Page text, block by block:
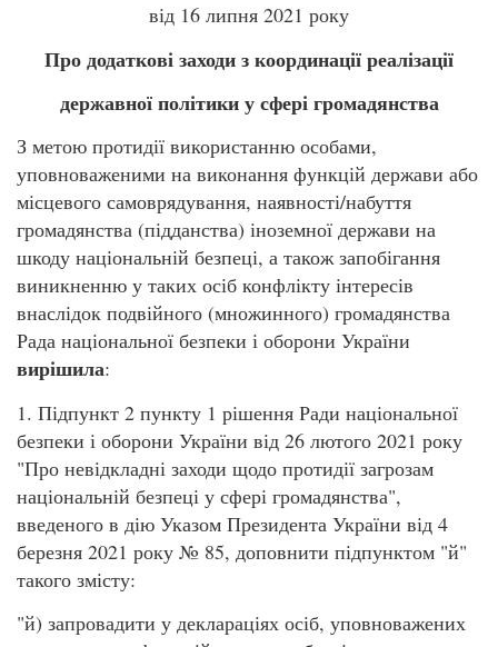
від 16 липня 2021 року
Про додаткові заходи з координації реалізації
державної політики у сфері громадянства
З метою протидії використанню особами,
уповноваженими на виконання функцій держави або
місцевого самоврядування, наявності/набуття
громадянства (підданства) іноземної держави на
шкоду національній безпеці, а також запобігання
виникненню у таких осіб конфлікту інтересів
внаслідок подвійного (множинного) громадянства
Рада національної безпеки і оборони України
вирішила:
1. Підпункт 2 пункту 1 рішення Ради національної
безпеки і оборони України від 26 лютого 2021 року
"Про невідкладні заходи щодо протидії загрозам
національній безпеці у сфері громадянства",
введеного в дію Указом Президента України від 4
березня 2021 року № 85, доповнити підпунктом "й"
такого змісту:
"й) запровадити у деклараціях осіб, уповноважених